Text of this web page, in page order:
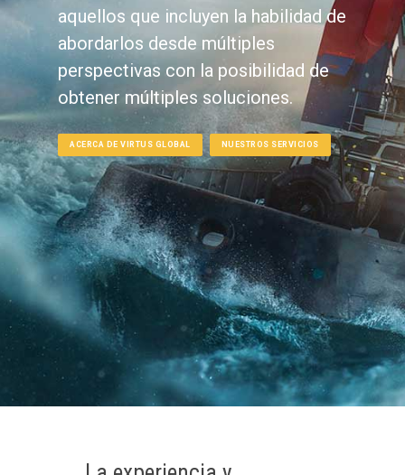
aquellos que incluyen la habilidad de
abordarlos desde múltiples
perspectivas con la posibilidad de
obtener múltiples soluciones.
ACERCA DE VIRTUS GLOBAL NUESTROS SERVICIOS